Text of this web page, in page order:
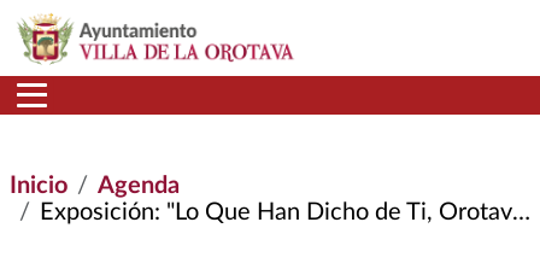
Pasar al contenido principal
Inicio
Agenda
Exposición: "Lo Que Han Dicho de Ti, Orotava"